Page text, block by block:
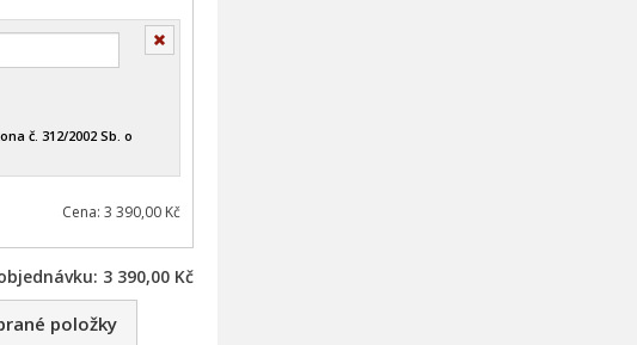
č. 312/2002 Sb. o
Cena: 3 390,00 Kč
3 390,00 Kč
položky